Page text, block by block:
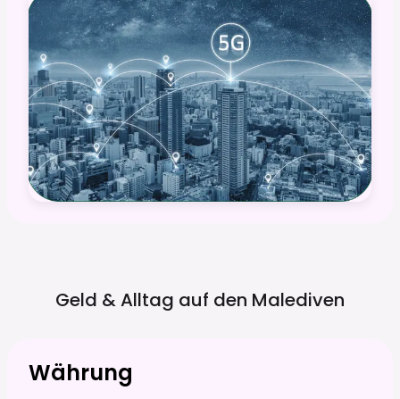
Geld & Alltag auf den Malediven
Währung